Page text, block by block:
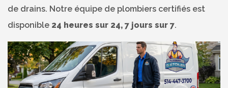
de drains. Notre équipe de plombiers certifiés est
disponible 24 heures sur 24, 7 jours sur 7.